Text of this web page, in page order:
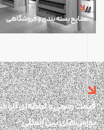
صنایع بسته بندی و فروشگاهی
قیمت رسمی و لحظه‌ای
بورس‌های بین المللی